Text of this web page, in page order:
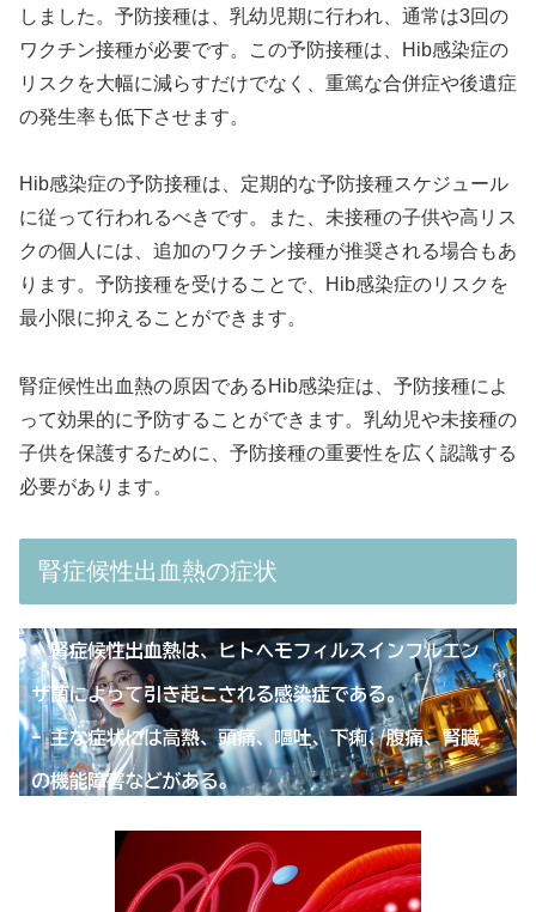
しました。予防接種は、乳幼児期に行われ、通常は3回の
ワクチン接種が必要です。この予防接種は、Hib感染症の
リスクを大幅に減らすだけでなく、重篤な合併症や後遺症
の発生率も低下させます。
Hib感染症の予防接種は、定期的な予防接種スケジュール
に従って行われるべきです。また、未接種の子供や高リス
クの個人には、追加のワクチン接種が推奨される場合もあ
ります。予防接種を受けることで、Hib感染症のリスクを
最小限に抑えることができます。
腎症候性出血熱の原因であるHib感染症は、予防接種によ
って効果的に予防することができます。乳幼児や未接種の
子供を保護するために、予防接種の重要性を広く認識する
必要があります。
腎症候性出血熱の症状